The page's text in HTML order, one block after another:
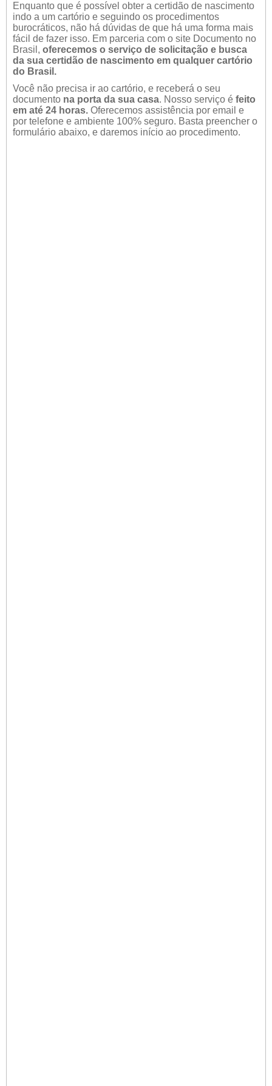
Enquanto que é possível obter a certidão de nascimento
indo a um cartório e seguindo os procedimentos
burocráticos, não há dúvidas de que há uma forma mais
fácil de fazer isso. Em parceria com o site Documento no
Brasil, oferecemos o serviço de solicitação e busca
da sua certidão de nascimento em qualquer cartório
do Brasil.
Você não precisa ir ao cartório, e receberá o seu
documento na porta da sua casa. Nosso serviço é feito
em até 24 horas. Oferecemos assistência por email e
por telefone e ambiente 100% seguro. Basta preencher o
formulário abaixo, e daremos início ao procedimento.